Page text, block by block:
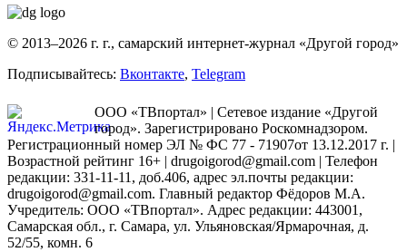
© 2013–2026 г. г., самарский интернет-журнал «Другой город»
Подписывайтесь: Вконтакте, Telegram
ООО «ТВпортал» | Сетевое издание «Другой
город». Зарегистрировано Роскомнадзором.
Регистрационный номер ЭЛ № ФС 77 - 71907от 13.12.2017 г. |
Возрастной рейтинг 16+ | drugoigorod@gmail.com | Телефон
редакции: 331-11-11, доб.406, адрес эл.почты редакции:
drugoigorod@gmail.com. Главный редактор Фёдоров М.А.
Учредитель: ООО «ТВпортал». Адрес редакции: 443001,
Самарская обл., г. Самара, ул. Ульяновская/Ярмарочная, д.
52/55, комн. 6